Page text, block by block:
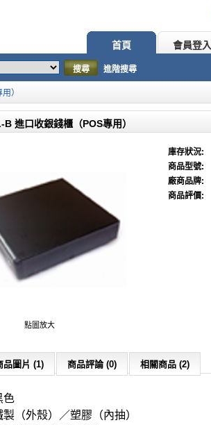
首頁 會員登入
搜尋 進階搜尋
）
進口收銀錢櫃（POS專用）
點圖放大
庫存狀況:
商品型號:
廠商品牌:
商品評價:
品圖片 (1) 商品評論 (0) 相關商品 (2)
色
（外殼）／塑膠（內抽）